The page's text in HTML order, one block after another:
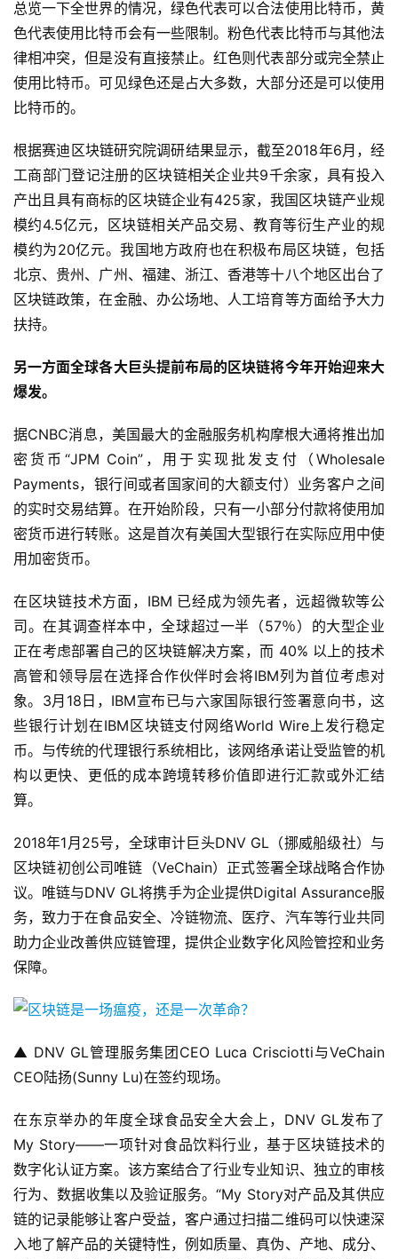
总览一下全世界的情况，绿色代表可以合法使用比特币，黄
色代表使用比特币会有一些限制。粉色代表比特币与其他法
律相冲突，但是没有直接禁止。红色则代表部分或完全禁止
使用比特币。可见绿色还是占大多数，大部分还是可以使用
比特币的。
根据赛迪区块链研究院调研结果显示，截至2018年6月，经
工商部门登记注册的区块链相关企业共9千余家，具有投入
产出且具有商标的区块链企业有425家，我国区块链产业规
模约4.5亿元，区块链相关产品交易、教育等衍生产业的规
模约为20亿元。我国地方政府也在积极布局区块链，包括
北京、贵州、广州、福建、浙江、香港等十八个地区出台了
区块链政策，在金融、办公场地、人工培育等方面给予大力
扶持。
另一方面全球各大巨头提前布局的区块链将今年开始迎来大
爆发。
据CNBC消息，美国最大的金融服务机构摩根大通将推出加
密货币“JPM Coin”，用于实现批发支付（Wholesale
Payments，银行间或者国家间的大额支付）业务客户之间
的实时交易结算。在开始阶段，只有一小部分付款将使用加
密货币进行转账。这是首次有美国大型银行在实际应用中使
用加密货币。
在区块链技术方面，IBM 已经成为领先者，远超微软等公
司。在其调查样本中，全球超过一半（57％）的大型企业
正在考虑部署自己的区块链解决方案，而 40% 以上的技术
高管和领导层在选择合作伙伴时会将IBM列为首位考虑对
象。3月18日，IBM宣布已与六家国际银行签署意向书，这
些银行计划在IBM区块链支付网络World Wire上发行稳定
币。与传统的代理银行系统相比，该网络承诺让受监管的机
构以更快、更低的成本跨境转移价值即进行汇款或外汇结
算。
2018年1月25号，全球审计巨头DNV GL（挪威船级社）与
区块链初创公司唯链（VeChain）正式签署全球战略合作协
议。唯链与DNV GL将携手为企业提供Digital Assurance服
务，致力于在食品安全、冷链物流、医疗、汽车等行业共同
助力企业改善供应链管理，提供企业数字化风险管控和业务
保障。
▲ DNV GL管理服务集团CEO Luca Crisciotti与VeChain
CEO陆扬(Sunny Lu)在签约现场。
在东京举办的年度全球食品安全大会上，DNV GL发布了
My Story——一项针对食品饮料行业，基于区块链技术的
数字化认证方案。该方案结合了行业专业知识、独立的审核
行为、数据收集以及验证服务。“My Story对产品及其供应
链的记录能够让客户受益，客户通过扫描二维码可以快速深
入地了解产品的关键特性，例如质量、真伪、产地、成分、